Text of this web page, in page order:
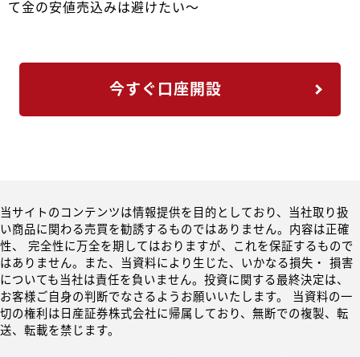
て金の安値売込みは避けたい～
今すぐ口座開設
当サイトのコンテンツは情報提供を目的としており、当社取り扱
い商品に関わる売買を勧誘するものではありません。内容は正確
性、 完全性に万全を期してはおりますが、これを保証するもので
はありません。また、当資料により生じた、いかなる損失・ 損害
についても当社は責任を負いません。投資に関する最終決定は、
お客様ご自身の判断でなさるようお願いいたします。 当資料の一
切の権利は日産証券株式会社に帰属しており、無断での複製、転
送、転載を禁じます。